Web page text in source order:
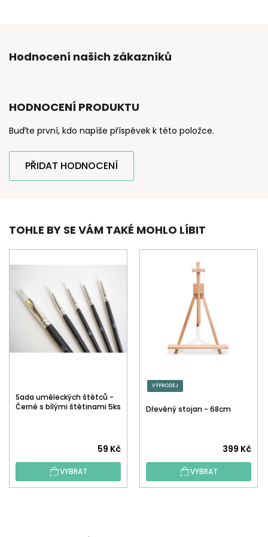
Hodnocení našich zákazníků
HODNOCENÍ PRODUKTU
Buďte první, kdo napíše příspěvek k této položce.
PŘIDAT HODNOCENÍ
TOHLE BY SE VÁM TAKÉ MOHLO LÍBIT
Sada uměleckých štětců -
Černé s bílými štětinami 5ks
59 Kč
VYBRAT
VÝPRODEJ
Dřevěný stojan - 68cm
399 Kč
VYBRAT